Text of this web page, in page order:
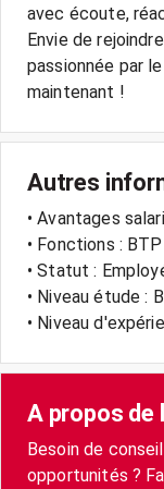
avec écoute,
Envie de
passionnée par
maintenant !
Autres
• Avantages
• Fonctions :
• Statut :
• Niveau étude :
• Niveau
A propos de
Besoin de
opportunités ?